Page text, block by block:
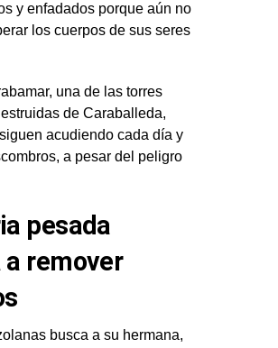
y enfadados porque aún no
los cuerpos de sus seres
una de las torres
de Caraballeda,
acudiendo cada día y
a pesar del peligro
pesada
remover
busca a su hermana,